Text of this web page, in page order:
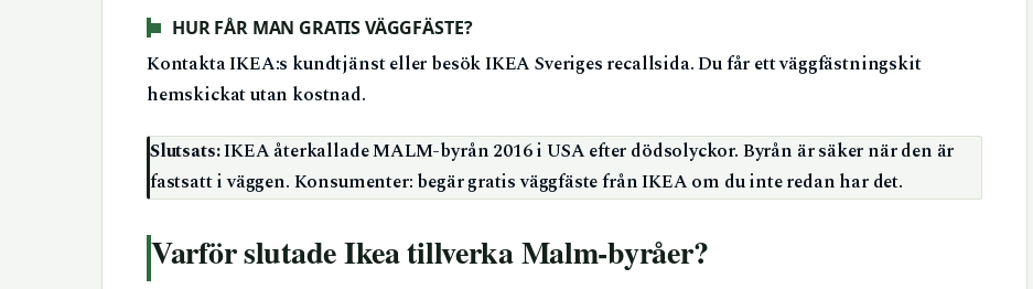
HUR FÅR MAN GRATIS VÄGGFÄSTE?
Kontakta IKEA:s kundtjänst eller besök IKEA Sveriges recallsida. Du får ett väggfästningskit
hemskickat utan kostnad.
Slutsats:IKEA återkallade MALM-byrån 2016 i USA efter dödsolyckor. Byrån är säker när den är
fastsatt i väggen. Konsumenter: begär gratis väggfäste från IKEA om du inte redan har det.
Varför slutade Ikea tillverka Malm-byråer?